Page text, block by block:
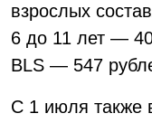
взрослых
6 до 11 лет —
BLS — 547
С 1 июля также